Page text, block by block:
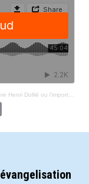
de l’éducation des jeunes